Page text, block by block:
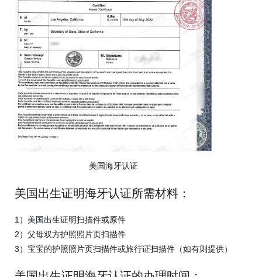
美国海牙认证
美国出生证明海牙认证所需材料：
1）美国出生证明扫描件或原件
2）父母双方护照照片页扫描件
3）宝宝的护照照片页扫描件或旅行证扫描件（如有则提供）